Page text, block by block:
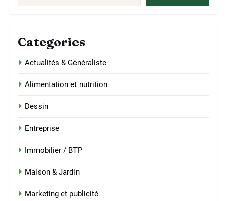
Categories
Actualités & Généraliste
Alimentation et nutrition
Dessin
Entreprise
Immobilier / BTP
Maison & Jardin
Marketing et publicité